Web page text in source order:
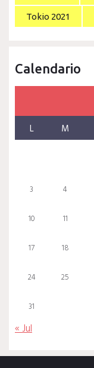
Tokio 2021
Calendario
L M
3 4
10 11
17 18
24 25
31
« Jul